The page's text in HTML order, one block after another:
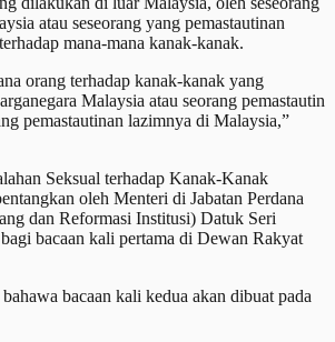
atau seseorang yang pemastautinan
mana-mana kanak-kanak.
orang terhadap kanak-kanak yang
Malaysia atau seorang pemastautin
pemastautinan lazimnya di Malaysia,”
Seksual terhadap Kanak-Kanak
oleh Menteri di Jabatan Perdana
dan Reformasi Institusi) Datuk Seri
bacaan kali pertama di Dewan Rakyat
bacaan kali kedua akan dibuat pada